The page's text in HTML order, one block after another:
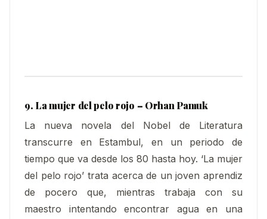
9. La mujer del pelo rojo – Orhan Pamuk
La nueva novela del Nobel de Literatura
transcurre en Estambul, en un periodo de
tiempo que va desde los 80 hasta hoy. ‘La mujer
del pelo rojo’ trata acerca de un joven aprendiz
de pocero que, mientras trabaja con su
maestro intentando encontrar agua en una